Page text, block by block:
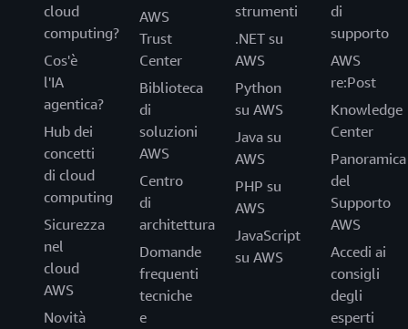
cloud
computing?
Cos'è
l'IA
agentica?
Hub dei
concetti
di cloud
computing
Sicurezza
nel
cloud
AWS
Novità
AWS
Trust
Center
Biblioteca
di
soluzioni
AWS
Centro
di
architettura
Domande
frequenti
tecniche
e
strumenti
.NET su
AWS
Python
su AWS
Java su
AWS
PHP su
AWS
JavaScript
su AWS
di
supporto
AWS
re:Post
Knowledge
Center
Panoramica
del
Supporto
AWS
Accedi ai
consigli
degli
esperti